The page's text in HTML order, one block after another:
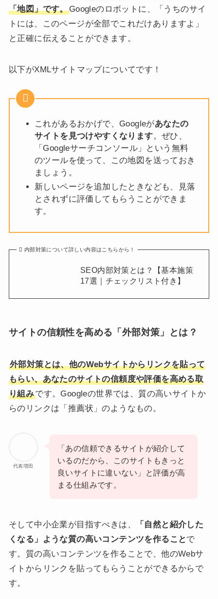
「地図」です。Googleのロボットに、「うちのサイ
トには、このページが全部でこれだけありますよ」
と正確に伝えることができます。
以下がXMLサイトマップについてです！
これがあるおかげで、Googleがあなたの
サイトを見つけやすくなります。ぜひ、
「Googleサーチコンソール」という無料
のツールを使って、この地図を送っておき
ましょう。
新しいページを追加したときなども、見落
とされずに評価してもらうことができま
す。
内部対策について詳しい内容はこちらから！
SEO内部対策とは？【基本施策
17選｜チェックリスト付き】
サイトの信頼性を高める「外部対策」とは？
外部対策とは、他のWebサイトからリンクを貼って
もらい、あなたのサイトの信頼度や評価を高める取
り組みです。Googleの世界では、質の高いサイトか
らのリンクは「推薦状」のようなもの。
代表増田
「あの信頼できるサイトが紹介して
いるのだから、このサイトもきっと
良いサイトに違いない」と評価が高
まる仕組みです。
そして中小企業が目指すべきは、
「自然と紹介した
くなる」ような質の高いコンテンツを作ること で
す。質の高いコンテンツを作ることで、他のWebサ
イトからリンクを貼ってもらうことができるからで
す。